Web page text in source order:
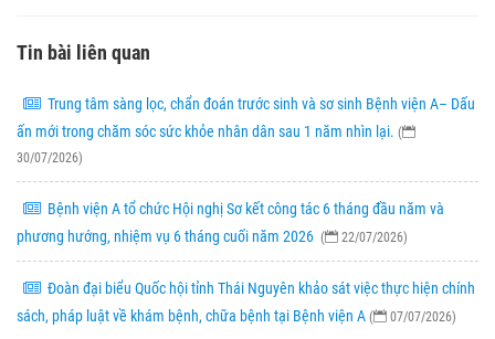
Tin bài liên quan
Trung tâm sàng lọc, chẩn đoán trước sinh và sơ sinh Bệnh viện A– Dấu
ấn mới trong chăm sóc sức khỏe nhân dân sau 1 năm nhìn lại. (
30/07/2026)
Bệnh viện A tổ chức Hội nghị Sơ kết công tác 6 tháng đầu năm và
phương hướng, nhiệm vụ 6 tháng cuối năm 2026 ( 22/07/2026)
Đoàn đại biểu Quốc hội tỉnh Thái Nguyên khảo sát việc thực hiện chính
sách, pháp luật về khám bệnh, chữa bệnh tại Bệnh viện A ( 07/07/2026)